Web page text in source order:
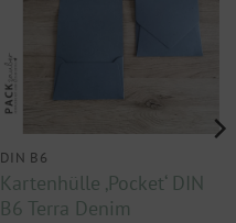
DIN B6
Kartenhülle ‚Pocket‘ DIN
B6 Terra Denim